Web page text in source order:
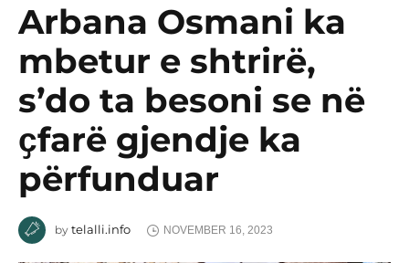
Arbana Osmani ka
mbetur e shtrirë,
s’do ta besoni se në
ҫfarë gjendje ka
përfunduar
by telalli.info NOVEMBER 16, 2023